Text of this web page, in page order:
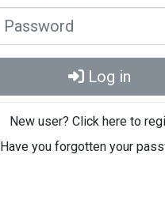
Log in
New user? Click here to
Have you forgotten your